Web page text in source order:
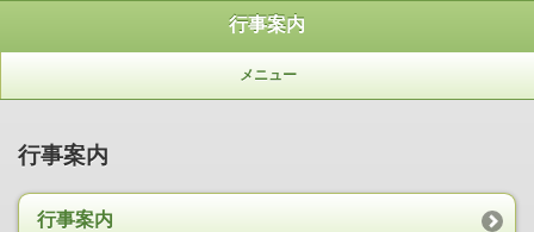
行事案内
メニュー
行事案内
行事案内